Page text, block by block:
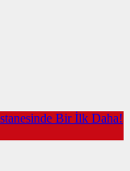
Bir İlk Daha!